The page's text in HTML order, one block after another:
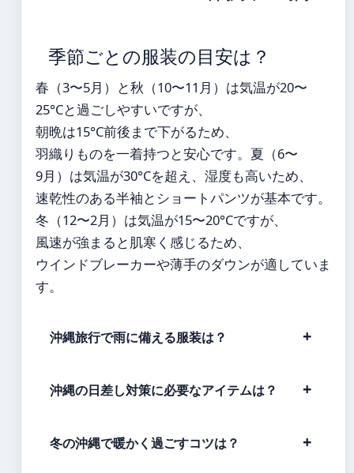
季節ごとの服装の目安は？
春（3〜5月）と秋（10〜11月）は気温が20〜
25°Cと過ごしやすいですが、
朝晩は15°C前後まで下がるため、
羽織りものを一着持つと安心です。夏（6〜
9月）は気温が30°Cを超え、湿度も高いため、
速乾性のある半袖とショートパンツが基本です。
冬（12〜2月）は気温が15〜20°Cですが、
風速が強まると肌寒く感じるため、
ウインドブレーカーや薄手のダウンが適していま
す。
沖縄旅行で雨に備える服装は？
沖縄の日差し対策に必要なアイテムは？
冬の沖縄で暖かく過ごすコツは？